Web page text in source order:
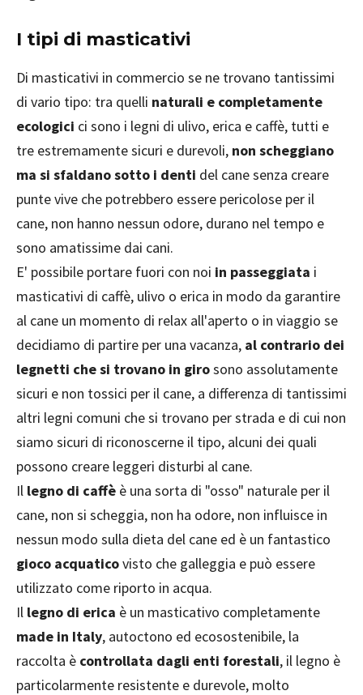
I tipi di masticativi
Di masticativi in commercio se ne trovano tantissimi
di vario tipo: tra quelli naturali e completamente
ecologici ci sono i legni di ulivo, erica e caffè, tutti e
tre estremamente sicuri e durevoli, non scheggiano
ma si sfaldano sotto i denti del cane senza creare
punte vive che potrebbero essere pericolose per il
cane, non hanno nessun odore, durano nel tempo e
sono amatissime dai cani.
E' possibile portare fuori con noi in passeggiata i
masticativi di caffè, ulivo o erica in modo da garantire
al cane un momento di relax all'aperto o in viaggio se
decidiamo di partire per una vacanza, al contrario dei
legnetti che si trovano in girosono assolutamente
sicuri e non tossici per il cane, a differenza di tantissimi
altri legni comuni che si trovano per strada e di cui non
siamo sicuri di riconoscerne il tipo, alcuni dei quali
possono creare leggeri disturbi al cane.
Il legno di caffè è una sorta di "osso" naturale per il
cane, non si scheggia, non ha odore, non influisce in
nessun modo sulla dieta del cane ed è un fantastico
gioco acquaticovisto che galleggia e può essere
utilizzato come riporto in acqua.
Il legno di erica è un masticativo completamente
made in Italy, autoctono ed ecosostenibile, la
raccolta è controllata dagli enti forestali, il legno è
particolarmente resistente e durevole, molto